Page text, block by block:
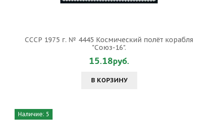
СССР 1975 г. № 4445 Космический полёт корабля
"Союз-16".
15.18руб.
В КОРЗИНУ
Наличие: 5